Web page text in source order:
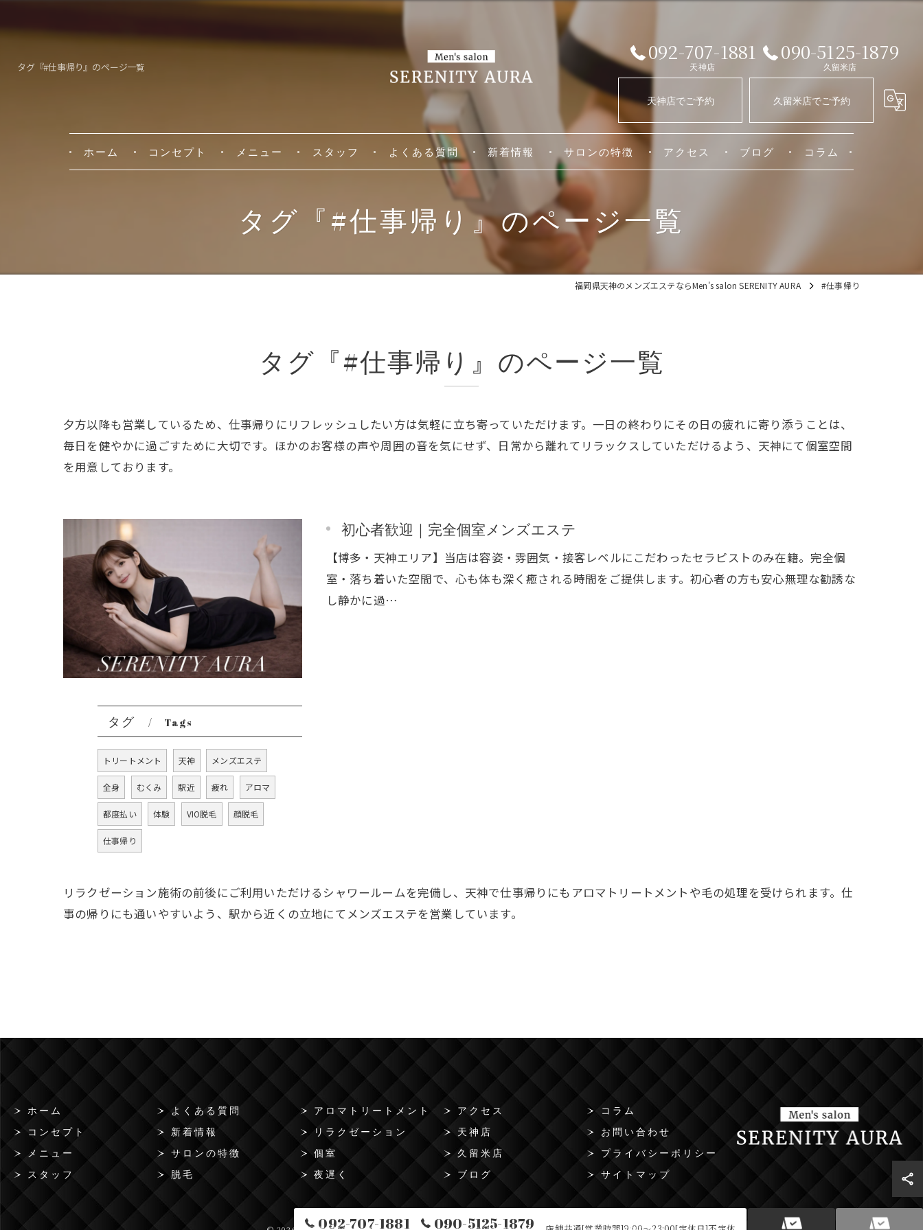
タグ『#仕事帰り』のページ一覧
092-707-1881
天神店
090-5125-1879
久留米店
天神店でご予約 久留米店でご予約
ホーム コンセプト メニュー スタッフ よくある質問 新着情報 サロンの特徴
アロマトリートメント
リラクゼーション
アクセス
久留米店
ブログ コラム
タグ『#仕事帰り』のページ一覧
福岡県天神のメンズエステならMen's salon SERENITY AURA #仕事帰り
タグ『#仕事帰り』のページ一覧
夕方以降も営業しているため、仕事帰りにリフレッシュしたい方は気軽に立ち寄っていただけます。一日の終わりにその日の疲れに寄り添うことは、
毎日を健やかに過ごすために大切です。ほかのお客様の声や周囲の音を気にせず、日常から離れてリラックスしていただけるよう、天神にて個室空間
を用意しております。
初心者歓迎｜完全個室メンズエステ
【博多・天神エリア】当店は容姿・雰囲気・接客レベルにこだわったセラピストのみ在籍。完全個
室・落ち着いた空間で、心も体も深く癒される時間をご提供します。初心者の方も安心無理な勧誘な
し静かに過…
タグ Tags
トリートメント 天神 メンズエステ
全身 むくみ 駅近 疲れ アロマ
都度払い 体験 VIO脱毛 顔脱毛
仕事帰り
リラクゼーション施術の前後にご利用いただけるシャワールームを完備し、天神で仕事帰りにもアロマトリートメントや毛の処理を受けられます。仕
事の帰りにも通いやすいよう、駅から近くの立地にてメンズエステを営業しています。
092-707-1881 090-5125-1879
ホーム
コンセプト
メニュー
スタッフ
よくある質問
新着情報
サロンの特徴
脱毛
アロマトリートメント
リラクゼーション
個室
夜遅く
アクセス
天神店
久留米店
ブログ
コラム
お問い合わせ
プライバシーポリシー
サイトマップ